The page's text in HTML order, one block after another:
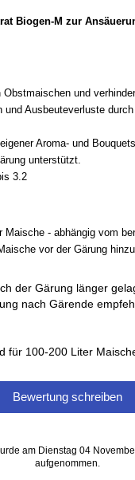
Biogen-M zur
Obstmaischen und
und Ausbeuteverluste
Aroma- und
unterstützt.
3.2
Maische - abhängig vom
vor der Gärung
der Gärung länger
nach Gärende
für 100-200 Liter
Bewertung schreiben
am Dienstag 04
aufgenommen.